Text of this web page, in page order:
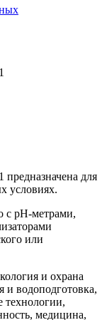
для
условиях.
с pH-метрами,
или
и охрана
водоподготовка,
технологии,
медицина,